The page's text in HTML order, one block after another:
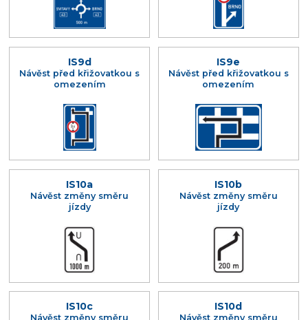
IS9d
Návěst před křižovatkou s
omezením
IS9e
Návěst před křižovatkou s
omezením
IS10a
Návěst změny směru
jízdy
IS10b
Návěst změny směru
jízdy
IS10c
Návěst změny směru
IS10d
Návěst změny směru